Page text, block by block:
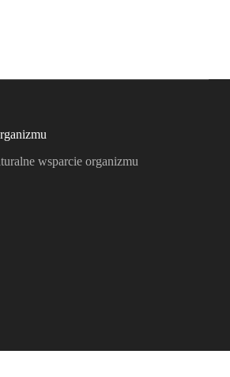
wsparcie organizmu